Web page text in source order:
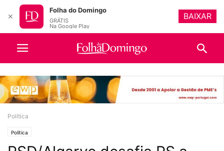
Política
Política
✕
Folha do Domingo
GRÁTIS
Na Google Play
BAIXAR